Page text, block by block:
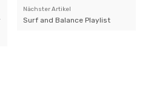
Nächster Artikel
Surf and Balance Playlist